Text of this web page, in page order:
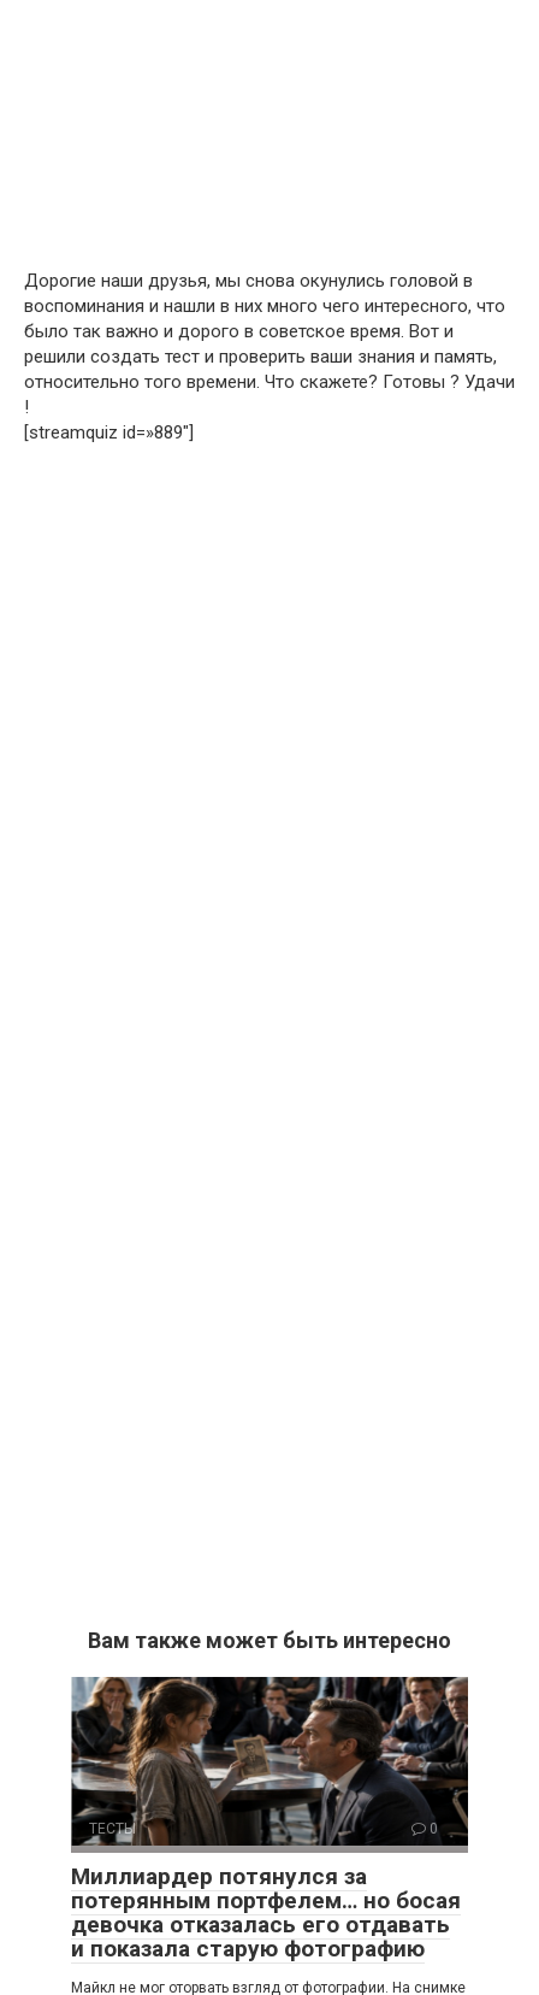
Дорогие наши друзья, мы снова окунулись головой в
воспоминания и нашли в них много чего интересного, что
было так важно и дорого в советское время. Вот и
решили создать тест и проверить ваши знания и память,
относительно того времени. Что скажете? Готовы ? Удачи
!
[streamquiz id=»889″]
Вам также может быть интересно
ТЕСТЫ 0
Миллиардер потянулся за
потерянным портфелем… но босая
девочка отказалась его отдавать
и показала старую фотографию
Майкл не мог оторвать взгляд от фотографии. На снимке